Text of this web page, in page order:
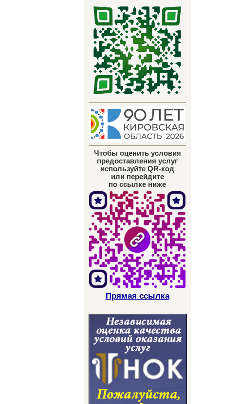
Чтобы оценить условия
предоставления услуг
используйте QR-код
или перейдите
по ссылке ниже
Прямая ссылка